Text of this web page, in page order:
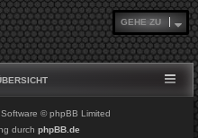
GEHE ZU
© phpBB Limited
durch phpBB.de